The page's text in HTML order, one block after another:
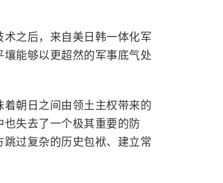
之后，来自美日韩一体化军
能够以更超然的军事底气处
朝日之间由领土主权带来的
失去了一个极其重要的防
过复杂的历史包袱、建立常